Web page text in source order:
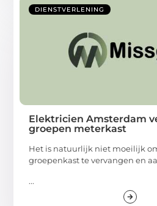
DIENSTVERLENING
Elektricien Amsterdam
groepen meterkast
Het is natuurlijk niet moeilijk
groepenkast te vervangen en
...